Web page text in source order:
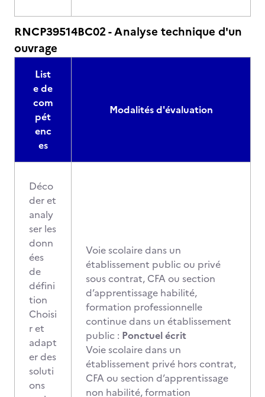
RNCP39514BC02 - Analyse technique d'un
ouvrage
List
e de
com
pét
enc
es
Modalités d'évaluation
Déco
der et
analy
ser les
donn
ées
de
défini
tion
Choisi
r et
adapt
er des
soluti
ons
Voie scolaire dans un
établissement public ou privé
sous contrat, CFA ou section
d’apprentissage habilité,
formation professionnelle
continue dans un établissement
public : Ponctuel écrit
Voie scolaire dans un
établissement privé hors contrat,
CFA ou section d’apprentissage
non habilité, formation